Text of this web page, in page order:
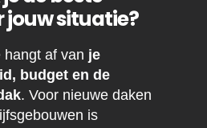
jouw situatie?
hangt af van je
budget en de
. Voor nieuwe daken
is